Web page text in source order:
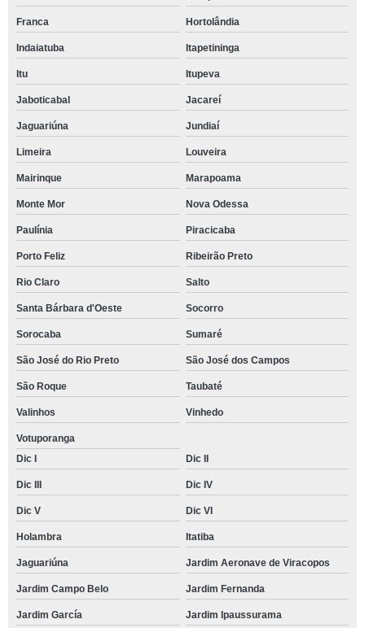
Franca Hortolândia
Indaiatuba Itapetininga
Itu Itupeva
Jaboticabal Jacareí
Jaguariúna Jundiaí
Limeira Louveira
Mairinque Marapoama
Monte Mor Nova Odessa
Paulínia Piracicaba
Porto Feliz Ribeirão Preto
Rio Claro Salto
Santa Bárbara d'Oeste Socorro
Sorocaba Sumaré
São José do Rio Preto São José dos Campos
São Roque Taubaté
Valinhos Vinhedo
Votuporanga
Dic I
Dic II
Dic III Dic IV
Dic V Dic VI
Holambra Itatiba
Jaguariúna Jardim Aeronave de Viracopos
Jardim Campo Belo Jardim Fernanda
Jardim García Jardim Ipaussurama